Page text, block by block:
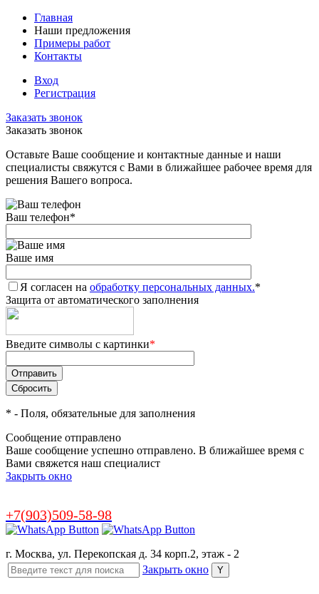
Главная
Наши предложения
Примеры работ
Контакты
Вход
Регистрация
Заказать звонок
Заказать звонок
Оставьте Ваше сообщение и контактные данные и наши
специалисты свяжутся с Вами в ближайшее рабочее время для
решения Вашего вопроса.
Ваш телефон*
Ваше имя
Я согласен на обработку персональных данных.*
Защита от автоматического заполнения
Введите символы с картинки*
* - Поля, обязательные для заполнения
Сообщение отправлено
Ваше сообщение успешно отправлено. В ближайшее время с
Вами свяжется наш специалист
Закрыть окно
+7(903)509-58-98
г. Москва, ул. Перекопская д. 34 корп.2, этаж - 2
Закрыть окно